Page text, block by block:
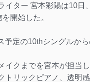
イター 宮本彩陽は10日
開始した。
予定の10thシングルか
イクまでを宮本が担当
トリックピアノ、透明